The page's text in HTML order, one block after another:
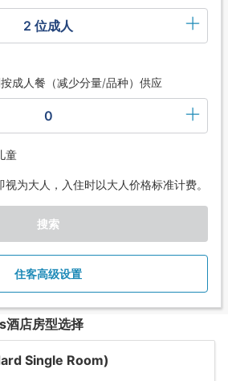
2 位成人
成人餐（减少分量/品种）供应
0
童
为大人，入住时以大人价格标准计费。
搜索
住客高级设置
店房型选择
Single Room)